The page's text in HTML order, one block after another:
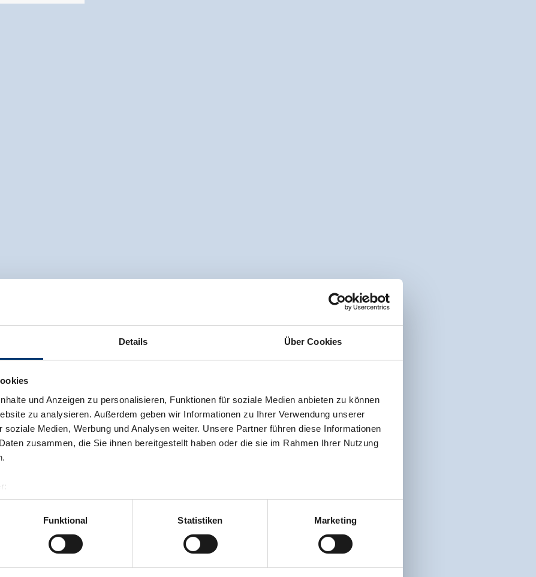
Details Über Cookies
und Anzeigen zu personalisieren, Funktionen für soziale Medien anbieten zu können
zu analysieren. Außerdem geben wir Informationen zu Ihrer Verwendung unserer
soziale Medien, Werbung und Analysen weiter. Unsere Partner führen diese Informationen
zusammen, die Sie ihnen bereitgestellt haben oder die sie im Rahmen Ihrer Nutzung
& Co KG
Funktional Statistiken Marketing